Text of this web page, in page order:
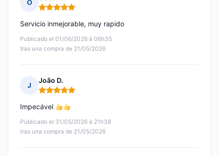
O
Nota: 5 de 5
Publicado el 01/06/2026 à 06h35
tras una compra de 21/05/2026
Servicio inmejorable, muy rapido
J
João D.
Nota: 5 de 5
Publicado el 31/05/2026 à 21h38
tras una compra de 21/05/2026
Impecável